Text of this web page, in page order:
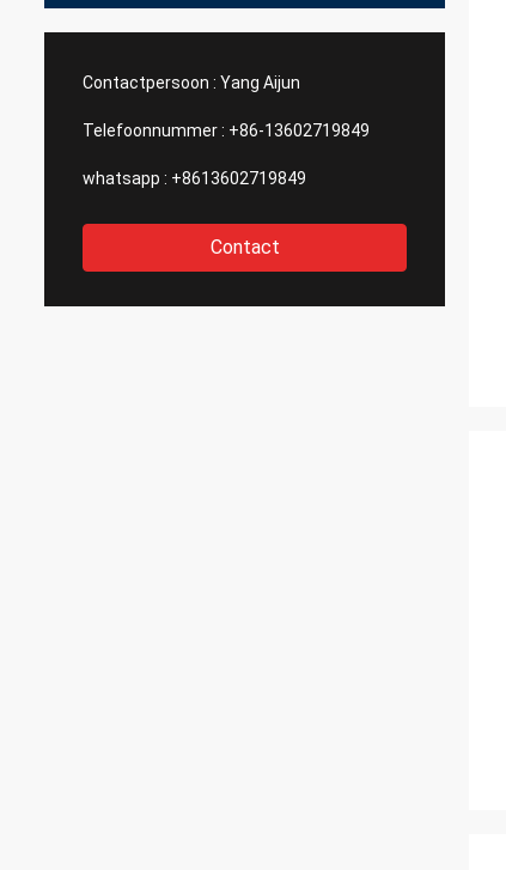
Contactpersoon : Yang Aijun
Telefoonnummer : +86-13602719849
whatsapp : +8613602719849
Contact